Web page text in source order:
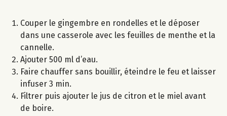
Couper le gingembre en rondelles et le déposer
dans une casserole avec les feuilles de menthe et la
cannelle.
Ajouter 500 ml d’eau.
Faire chauffer sans bouillir, éteindre le feu et laisser
infuser 3 min.
Filtrer puis ajouter le jus de citron et le miel avant
de boire.